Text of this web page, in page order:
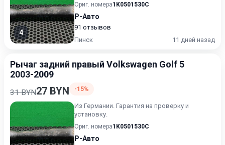
4
Ориг. номера1K0501530C
Р-Авто
91 отзывов
Пинск
11 дней назад
Рычаг задний правый Volkswagen Golf 5
2003-2009
31 BYN27 BYN -15%
Из Германии. Гарантия на проверку и
установку.
Ориг. номера1K0501530C
Р-Авто